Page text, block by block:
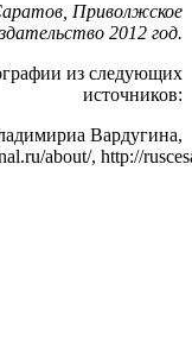
Приволжское
2012 год.
из следующих
источников:
Вардугина,
about/, http://